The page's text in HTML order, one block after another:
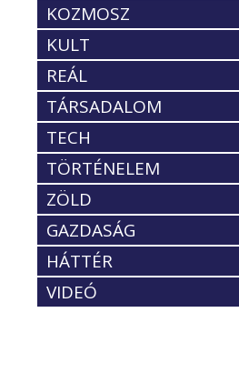
KOZMOSZ
KULT
REÁL
TÁRSADALOM
TECH
TÖRTÉNELEM
ZÖLD
GAZDASÁG
HÁTTÉR
VIDEÓ